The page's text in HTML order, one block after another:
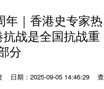
年｜香港史专家热
战是全国抗战重
分
日期：2025-09-05 14:46:29
查